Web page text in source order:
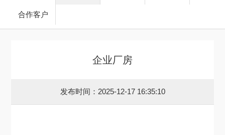
合作客户
企业厂房
发布时间：2025-12-17 16:35:10